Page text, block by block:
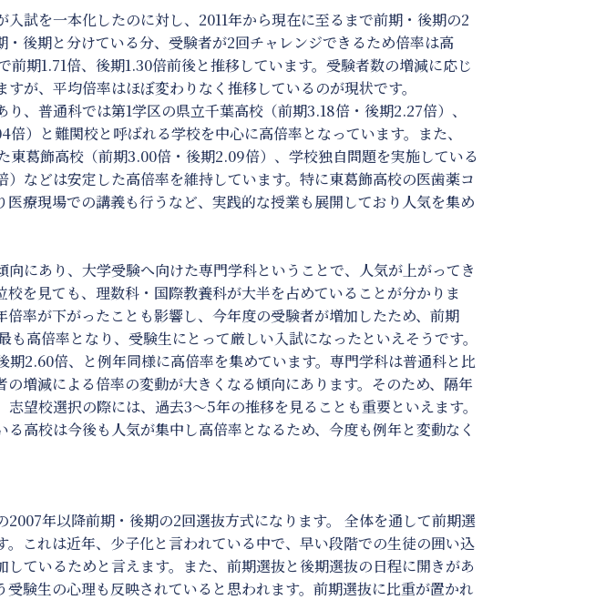
試を一本化したのに対し、2011年から現在に至るまで前期・後期の2
後期と分けている分、受験者が2回チャレンジできるため倍率は高
前期1.71倍、後期1.30倍前後と推移しています。受験者数の増減に応じ
が、平均倍率はほぼ変わりなく推移しているのが現状です。
、普通科では第1学区の県立千葉高校（前期3.18倍・後期2.27倍）、
）と難関校と呼ばれる学校を中心に高倍率となっています。また、
東葛飾高校（前期3.00倍・後期2.09倍）、学校独自問題を実施している
などは安定した高倍率を維持しています。特に東葛飾高校の医歯薬コ
療現場での講義も行うなど、実践的な授業も展開しており人気を集め
にあり、大学受験へ向けた専門学科ということで、人気が上がってき
を見ても、理数科・国際教養科が大半を占めていることが分かりま
率が下がったことも影響し、今年度の受験者が増加したため、前期
高倍率となり、受験生にとって厳しい入試になったといえそうです。
2.60倍、と例年同様に高倍率を集めています。専門学科は普通科と比
増減による倍率の変動が大きくなる傾向にあります。そのため、隔年
望校選択の際には、過去3～5年の推移を見ることも重要といえます。
高校は今後も人気が集中し高倍率となるため、今度も例年と変動なく
年以降前期・後期の2回選抜方式になります。 全体を通して前期選
これは近年、少子化と言われている中で、早い段階での生徒の囲い込
ているためと言えます。また、前期選抜と後期選抜の日程に開きがあ
験生の心理も反映されていると思われます。前期選抜に比重が置かれ